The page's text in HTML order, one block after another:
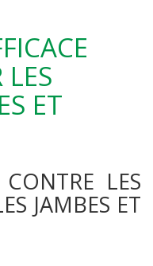
ET
LES
JAMBES ET